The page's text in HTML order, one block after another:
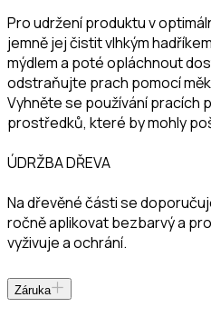
Pro udržení produktu v
jemně jej čistit vlhkým
mýdlem a poté opláchnout
odstraňujte prach pomocí
Vyhněte se používání pracích
prostředků, které by mohly
ÚDRŽBA DŘEVA
Na dřevěné části se
ročně aplikovat bezbarvý a
vyživuje a ochrání.
Záruka